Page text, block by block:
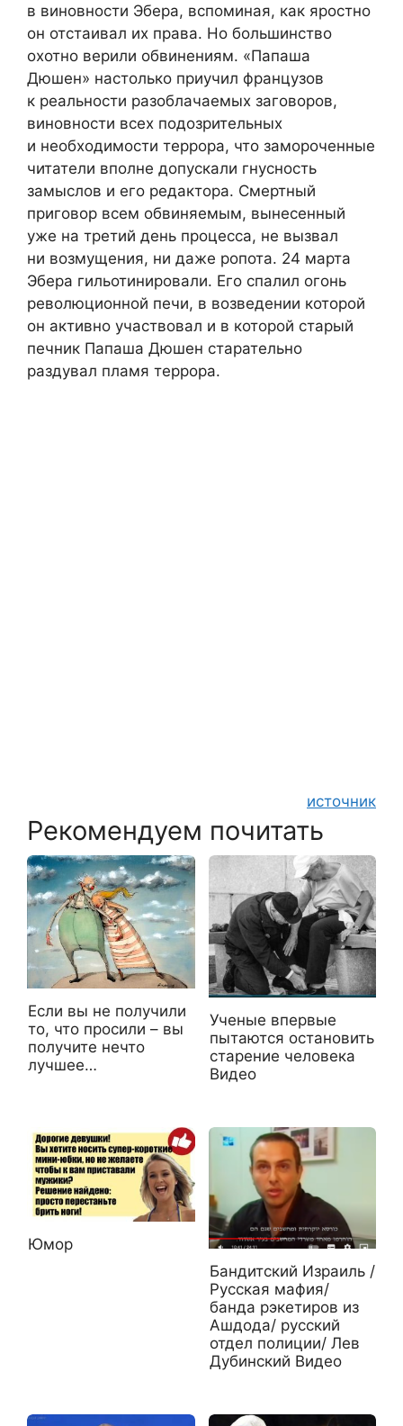
в виновности Эбера, вспоминая, как яростно
он отстаивал их права. Но большинство
охотно верили обвинениям. «Папаша
Дюшен» настолько приучил французов
к реальности разоблачаемых заговоров,
виновности всех подозрительных
и необходимости террора, что замороченные
читатели вполне допускали гнусность
замыслов и его редактора. Смертный
приговор всем обвиняемым, вынесенный
уже на третий день процесса, не вызвал
ни возмущения, ни даже ропота. 24 марта
Эбера гильотинировали. Его спалил огонь
революционной печи, в возведении которой
он активно участвовал и в которой старый
печник Папаша Дюшен старательно
раздувал пламя террора.
источник
Рекомендуем почитать
Если вы не получили
то, что просили – вы
получите нечто
лучшее…
Ученые впервые
пытаются остановить
старение человека
Видео
Юмор
Бандитский Израиль /
Русская мафия/
банда рэкетиров из
Ашдода/ русский
отдел полиции/ Лев
Дубинский Видео